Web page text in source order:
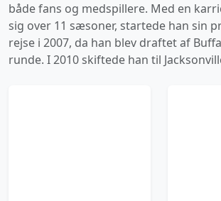
både fans og medspillere. Med en
sig over 11 sæsoner, startede han sin
rejse i 2007, da han blev draftet af
runde. I 2010 skiftede han til